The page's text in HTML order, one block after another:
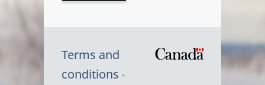
Terms and
conditions
Symbole